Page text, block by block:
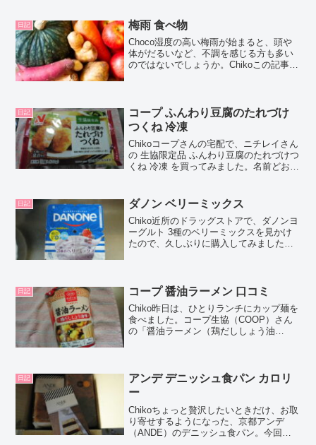
日記 梅雨 食べ物
Choco湿度の高い梅雨が始まると、頭や
体がだるいなど、不調を感じる方も多い
のではないでしょうか。Chikoこの記事で
腸が弱ってい...
日記
コープ ふんわり豆腐のたれづけ
つくね 冷凍
Chikoコープさんの宅配で、ニチレイさん
の 生協限定品 ふんわり豆腐のたれづけつ
くね 冷凍 を買ってみました。名前どおり
Chocoこの記事では、コープの宅配で購
入した...
日記 ダノン ベリーミックス
Chiko近所のドラッグストアで、ダノンヨ
ーグルト 3種のベリーミックスを見かけ
たので、久しぶりに購入してみました。
るよ！...
日記 コープ 醤油ラーメン 口コミ
Chiko昨日は、ひとりランチにカップ麺を
食べました。コープ生協（COOP）さん
の「醤油ラーメン（鶏だししょう油
の情報を紹介するよ！...
日記
アンデ デニッシュ食パン カロリ
ー
Chikoちょっと贅沢したいときだけ、お取
り寄せするようになった、京都アンデ
（ANDE）のデニッシュ食パン。今回